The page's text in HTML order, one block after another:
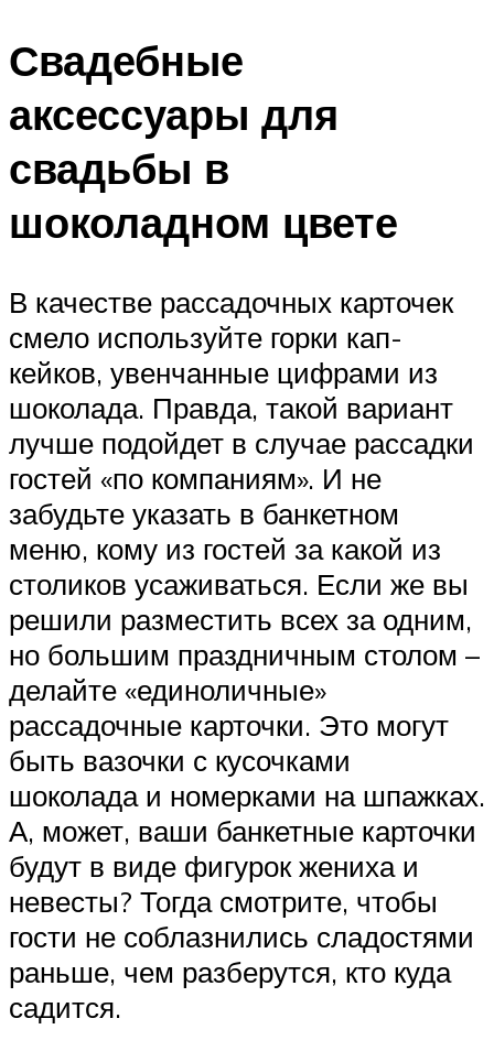
Свадебные
аксессуары для
свадьбы в
шоколадном цвете
В качестве рассадочных карточек
смело используйте горки кап-
кейков, увенчанные цифрами из
шоколада. Правда, такой вариант
лучше подойдет в случае рассадки
гостей «по компаниям». И не
забудьте указать в банкетном
меню, кому из гостей за какой из
столиков усаживаться. Если же вы
решили разместить всех за одним,
но большим праздничным столом –
делайте «единоличные»
рассадочные карточки. Это могут
быть вазочки с кусочками
шоколада и номерками на шпажках.
А, может, ваши банкетные карточки
будут в виде фигурок жениха и
невесты? Тогда смотрите, чтобы
гости не соблазнились сладостями
раньше, чем разберутся, кто куда
садится.